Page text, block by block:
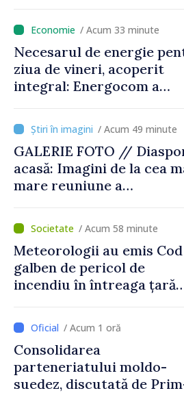
registrului naval național
/ Acum 33 minute
Necesarul de energie
ziua de vineri, acoperit
integral: Energocom a
/ Acum 49 minute
GALERIE FOTO //
acasă: Imagini de la cea
mare reuniune a
hotare
/ Acum 58 minute
Meteorologii au emis Cod
galben de pericol de
incendiu în întreaga țară
/ Acum 1 oră
Consolidarea
parteneriatului moldo-
suedez, discutată de